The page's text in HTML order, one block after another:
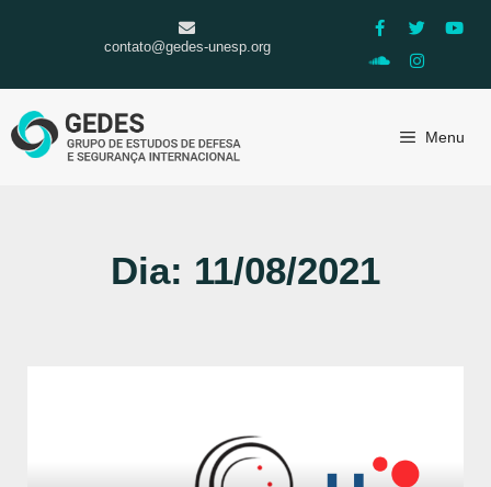
contato@gedes-unesp.org
Menu
Dia: 11/08/2021